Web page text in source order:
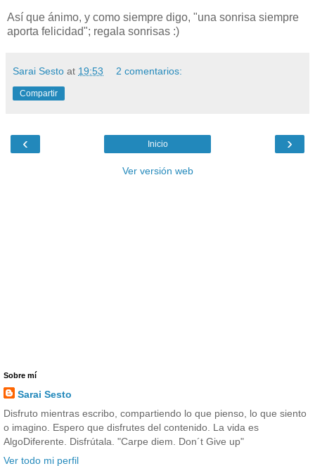
Así que ánimo, y como siempre digo, "una sonrisa siempre
aporta felicidad"; regala sonrisas :)
Sarai Sesto at 19:53 2 comentarios:
Compartir
‹ ›
Inicio
Ver versión web
Sobre mí
Sarai Sesto
Disfruto mientras escribo, compartiendo lo que pienso, lo que siento
o imagino. Espero que disfrutes del contenido. La vida es
AlgoDiferente. Disfrútala. "Carpe diem. Don´t Give up"
Ver todo mi perfil